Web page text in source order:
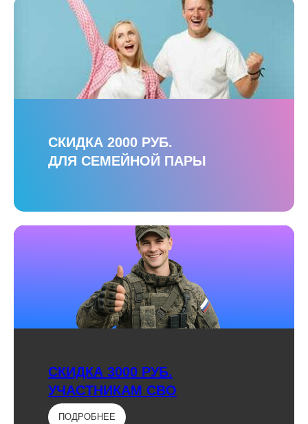
СКИДКА 2000 РУБ.
ДЛЯ СЕМЕЙНОЙ ПАРЫ
СКИДКА 3000 РУБ.
УЧАСТНИКАМ СВО
ПОДРОБНЕЕ